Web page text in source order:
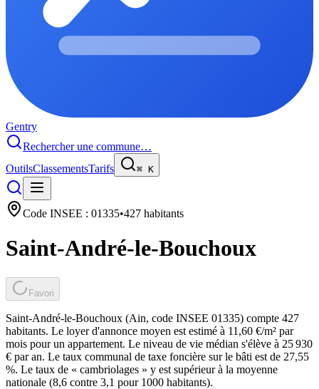
Gentry
Rechercher une commune…
OutilsClassementsTarifs ⌘ K
Code INSEE : 01335•427 habitants
Saint-André-le-Bouchoux
Favori
Saint-André-le-Bouchoux (Ain, code INSEE 01335) compte 427
habitants. Le loyer d'annonce moyen est estimé à 11,60 €/m² par
mois pour un appartement. Le niveau de vie médian s'élève à 25 930
€ par an. Le taux communal de taxe foncière sur le bâti est de 27,55
%. Le taux de « cambriolages » y est supérieur à la moyenne
nationale (8,6 contre 3,1 pour 1000 habitants).